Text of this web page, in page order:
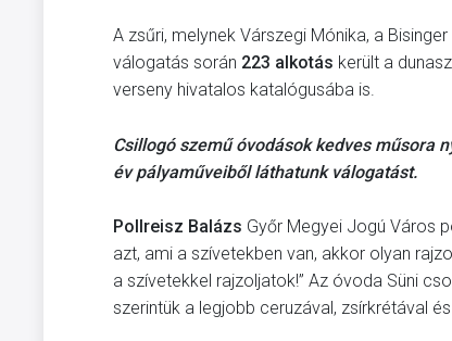
A zsűri, melynek Várszegi Mónika, a
válogatás során 223 alkotás került a
verseny hivatalos katalógusába is.
Csillogó szemű óvodások kedves műsora
év pályaműveiből láthatunk válogatást.
Pollreisz Balázs Győr Megyei Jogú Város
azt, ami a szívetekben van, akkor olyan
a szívetekkel rajzoljatok!” Az óvoda Süni
szerintük a legjobb ceruzával, zsírkrétával